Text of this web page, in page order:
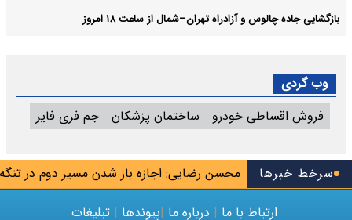
سرخط خبرها محسن رضایی: اجازه باز شدن مسیر دوم در تنگه جاسوس تیم
بازگشایی جاده چالوس و آزادراه تهران–شمال از ساعت ۱۸ امروز
وب گردی
فروش اقساطی خودرو
ساختمان پزشکان جم فری فایر
ارتباط با ما | درباره ما |پیوندها | تبلیغات